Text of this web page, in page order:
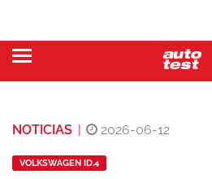
NOTICIAS | 2026-06-12
VOLKSWAGEN ID.4